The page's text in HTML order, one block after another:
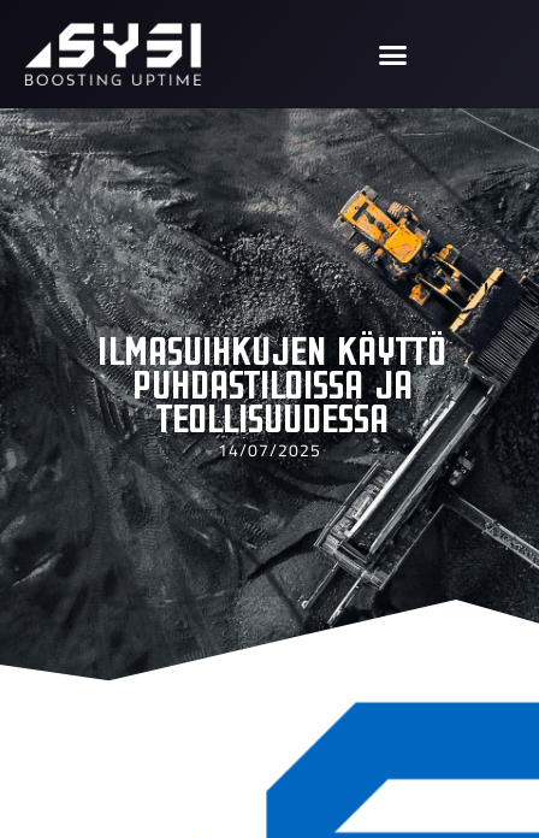
Ilmasuihkujen käyttö
puhdastiloissa ja
teollisuudessa
14/07/2025